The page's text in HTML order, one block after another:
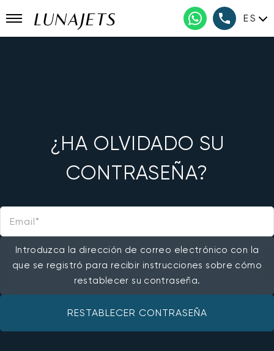
ES
¿HA OLVIDADO SU
CONTRASEÑA?
Email
Introduzca la dirección de correo electrónico con la
que se registró para recibir instrucciones sobre cómo
restablecer su contraseña.
RESTABLECER CONTRASEÑA